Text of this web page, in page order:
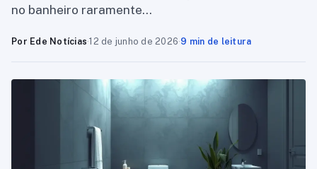
no banheiro raramente…
Por Ede Notícias·12 de junho de 2026·9 min de leitura